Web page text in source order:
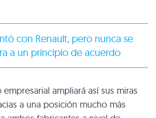
con Renault, pero nunca se
a un principio de acuerdo
ampliará así sus miras
a una posición mucho más